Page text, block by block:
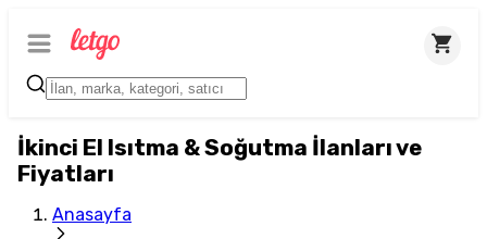
İkinci El Isıtma & Soğutma İlanları ve
Fiyatları
Anasayfa